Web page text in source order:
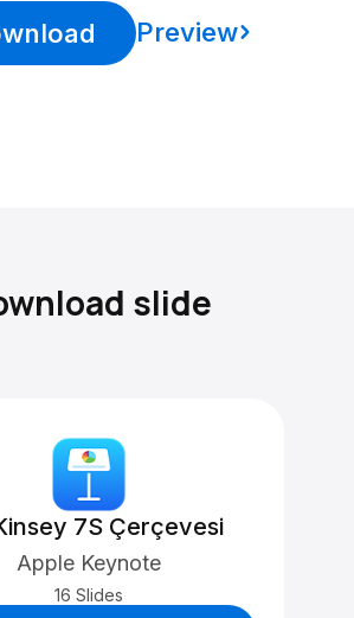
Preview
slide
7S Çerçevesi
Apple Keynote
16 Slides